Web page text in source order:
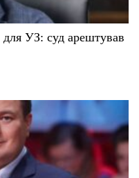
для УЗ: суд арештував